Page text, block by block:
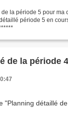
la période 5 pour ma
période 5 en
de la période 4